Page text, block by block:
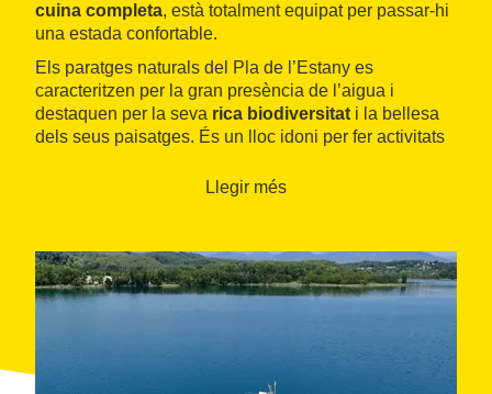
cuina completa, està totalment equipat per passar-hi
una estada confortable.
Els paratges naturals del Pla de l’Estany es
caracteritzen per la gran presència de l’aigua i
destaquen per la seva rica biodiversitat i la bellesa
dels seus paisatges. És un lloc idoni per fer activitats
indret amb molt bona comunicació amb punts
Llegir més